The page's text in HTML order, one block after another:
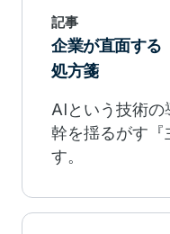
記事
企業が直面する
処方箋
AIという技術の
幹を揺るがす『
す。